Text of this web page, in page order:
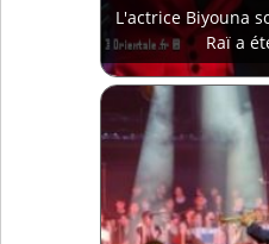
L'actrice Biyouna
Raï a